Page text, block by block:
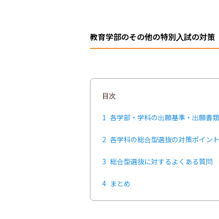
教育学部のその他の特別入試の対策
目次
1 各学部・学科の出願基準・出願書
2 各学科の総合型選抜の対策ポイント
3 総合型選抜に対するよくある質問
4 まとめ